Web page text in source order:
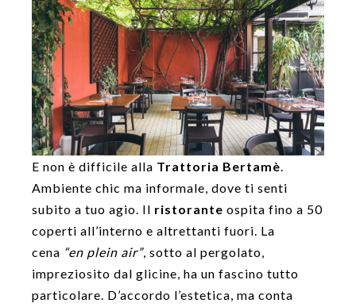
E non è difficile alla Trattoria Bertamè
Ambiente chic ma informale, dove ti senti
subito a tuo agio. Il ristorante ospita fino a 50
coperti all’interno e altrettanti fuori. La
cena “en plein air”, sotto al pergolato,
impreziosito dal glicine, ha un fascino tutto
particolare. D’accordo l’estetica, ma conta